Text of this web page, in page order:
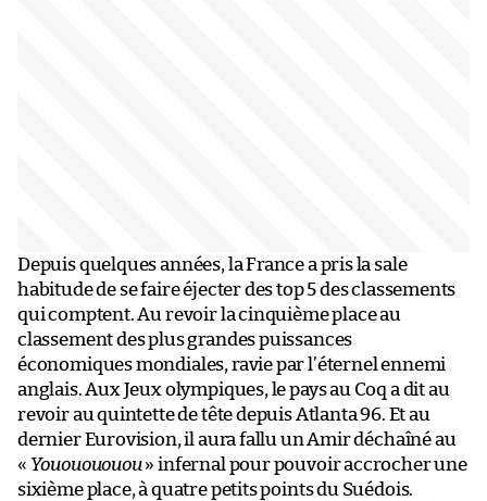
Depuis quelques années, la France a pris la sale
habitude de se faire éjecter des top 5 des classements
qui comptent. Au revoir la cinquième place au
classement des plus grandes puissances
économiques mondiales, ravie par l’éternel ennemi
anglais. Aux Jeux olympiques, le pays au Coq a dit au
revoir au quintette de tête depuis Atlanta 96. Et au
dernier Eurovision, il aura fallu un Amir déchaîné au
« Yououououou» infernal pour pouvoir accrocher une
sixième place, à quatre petits points du Suédois.